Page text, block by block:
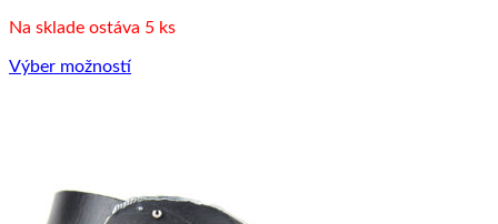
Na sklade ostáva 5 ks
Výber možností
Možnosti